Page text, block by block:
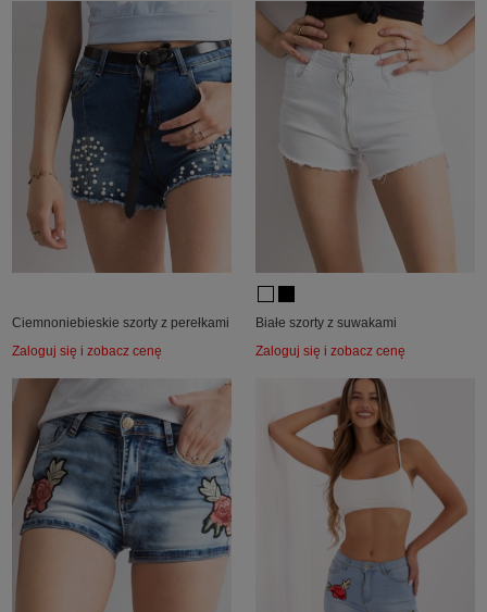
Ciemnoniebieskie szorty z perełkami
Zaloguj się i zobacz cenę
Białe szorty z suwakami
Zaloguj się i zobacz cenę